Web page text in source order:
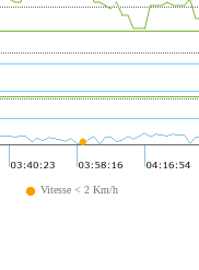
Vitesse < 2 Km/h